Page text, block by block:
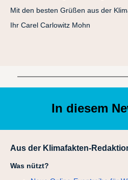
Mit den besten Grüßen aus der
Ihr Carel Carlowitz Mohn
In diesem
Aus der Klimafakten-
Was nützt?